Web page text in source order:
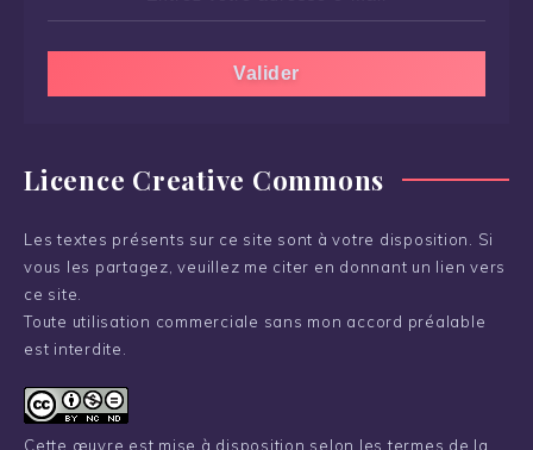
Licence Creative Commons
Les textes présents sur ce site sont à votre disposition. Si
vous les partagez, veuillez me citer en donnant un lien vers
ce site.
Toute utilisation commerciale sans mon accord préalable
est interdite.
Cette œuvre est mise à disposition selon les termes de la